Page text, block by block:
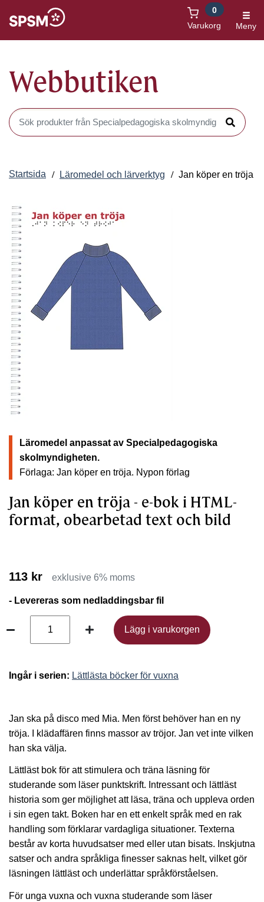
Varukorg
0
Meny
Webbutiken
Sök produkter i Webbutiken
Sök
Startsida Läromedel och lärverktyg Jan köper en tröja
Läromedel anpassat av Specialpedagogiska
skolmyndigheten.
Förlaga: Jan köper en tröja. Nypon förlag
Jan köper en tröja - e-bok i HTML-
format, obearbetad text och bild
113 kr exklusive 6% moms
- Levereras som nedladdingsbar fil
Lägg i varukorgen
Lägg i varukorgen
Ingår i serien: Lättlästa böcker för vuxna
Jan ska på disco med Mia. Men först behöver han en ny
tröja. I klädaffären finns massor av tröjor. Jan vet inte vilken
han ska välja.
Lättläst bok för att stimulera och träna läsning för
studerande som läser punktskrift. Intressant och lättläst
historia som ger möjlighet att läsa, träna och uppleva orden
i sin egen takt. Boken har en ett enkelt språk med en rak
handling som förklarar vardagliga situationer. Texterna
består av korta huvudsatser med eller utan bisats. Inskjutna
satser och andra språkliga finesser saknas helt, vilket gör
läsningen lättläst och underlättar språkförståelsen.
För unga vuxna och vuxna studerande som läser